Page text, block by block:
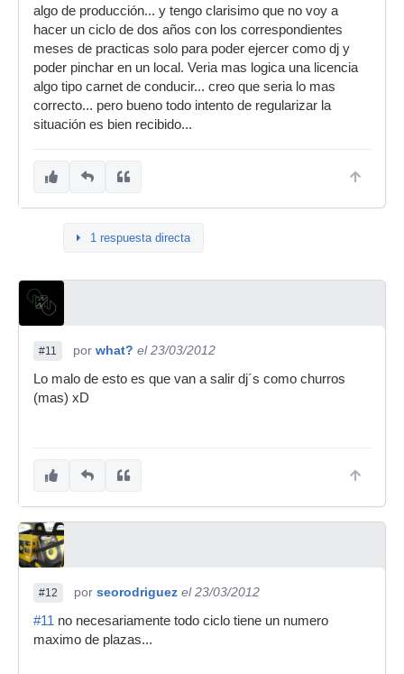
algo de producción... y tengo clarisimo que no voy a
hacer un ciclo de dos años con los correspondientes
meses de practicas solo para poder ejercer como dj y
poder pinchar en un local. Veria mas logica una licencia
algo tipo carnet de conducir... creo que seria lo mas
correcto... pero bueno todo intento de regularizar la
situación es bien recibido...
1 respuesta directa
#11 por what? el 23/03/2012
Lo malo de esto es que van a salir dj´s como churros
(mas) xD
#12 por seorodriguez el 23/03/2012
#11 no necesariamente todo ciclo tiene un numero
maximo de plazas...